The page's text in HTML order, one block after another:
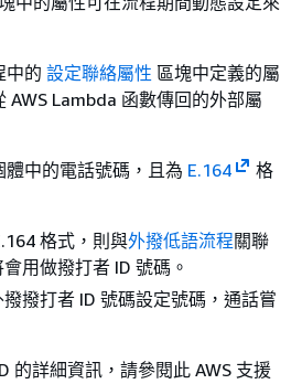
中的 設定聯絡屬性 區塊中定義的屬
AWS Lambda 函數傳回的外部屬
中的電話號碼，且為 E.164
格
格式，則與外撥低語流程關聯
用做撥打者 ID 號碼。
撥打者 ID 號碼設定號碼，通話嘗
的詳細資訊，請參閱此 AWS 支援